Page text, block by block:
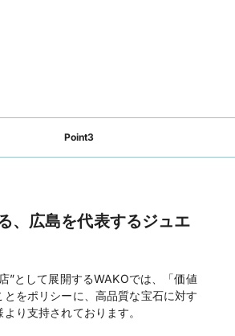
Point3
、広島を代表するジュエ
”として展開するWAKOでは、「価値
をポリシーに、高品質な宝石に対す
り支持されております。